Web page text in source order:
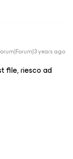
years ago
file, riesco ad